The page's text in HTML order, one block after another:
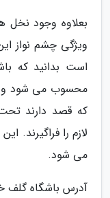
بعلاوه وجود نخل
است بدانید که
محسوب می شود و
که قصد دارند
لازم را فراگیرند.
می شود.
آدرس باشگاه گلف خور: